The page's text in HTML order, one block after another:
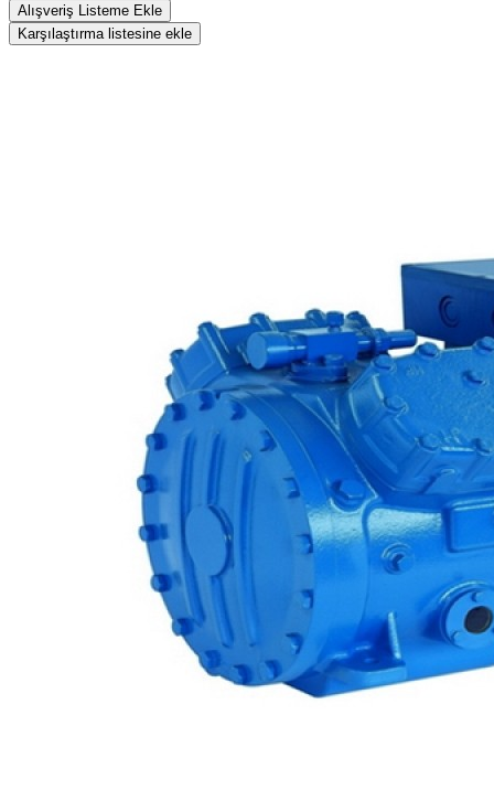
Alışveriş Listeme Ekle
Karşılaştırma listesine ekle